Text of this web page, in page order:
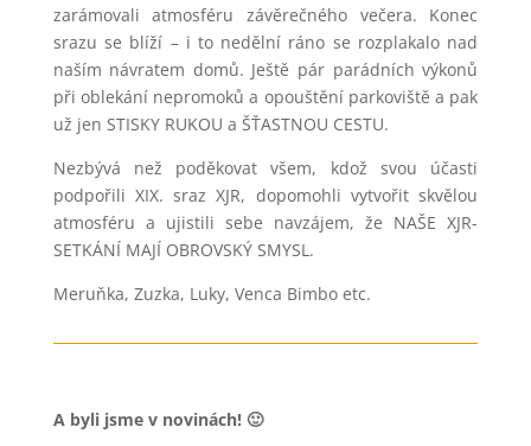
zarámovali atmosféru závěrečného večera. Konec
srazu se blíží – i to nedělní ráno se rozplakalo nad
naším návratem domů. Ještě pár parádních výkonů
při oblekání nepromoků a opouštění parkoviště a pak
už jen STISKY RUKOU a ŠŤASTNOU CESTU.
Nezbývá než poděkovat všem, kdož svou účasti
podpořili XIX. sraz XJR, dopomohli vytvořit skvělou
atmosféru a ujistili sebe navzájem, že NAŠE XJR-
SETKÁNÍ MAJÍ OBROVSKÝ SMYSL.
Meruňka, Zuzka, Luky, Venca Bimbo etc.
A byli jsme v novinách! 🙂